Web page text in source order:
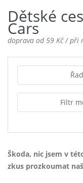
Dětské
Cars
doprava od 59 Kč / při
Filtr
Škoda, nic jsem v
zkus prozkoumat